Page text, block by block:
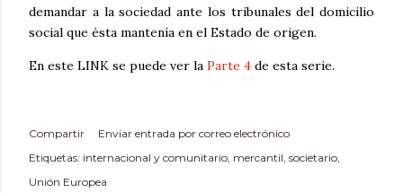
demandar a la sociedad ante los tribunales del domicilio
social que ésta mantenía en el Estado de origen.
En este LINK se puede ver la Parte 4 de esta serie.
Compartir
Enviar entrada por correo electrónico
Etiquetas: internacional y comunitario mercantil societario
Unión Europea